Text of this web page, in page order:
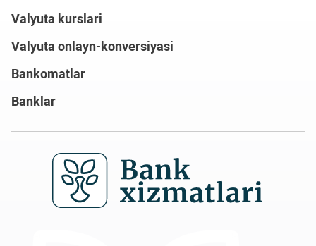
Valyuta kurslari
Valyuta onlayn-konversiyasi
Bankomatlar
Banklar